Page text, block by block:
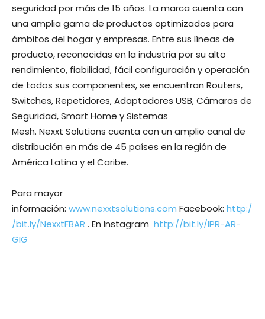
seguridad por más de 15 años. La marca cuenta con
una amplia gama de productos optimizados para
ámbitos del hogar y empresas. Entre sus líneas de
producto, reconocidas en la industria por su alto
rendimiento, fiabilidad, fácil configuración y operación
de todos sus componentes, se encuentran Routers,
Switches, Repetidores, Adaptadores USB, Cámaras de
Seguridad, Smart Home y Sistemas
Mesh. Nexxt Solutions cuenta con un amplio canal de
distribución en más de 45 países en la región de
América Latina y el Caribe.
Para mayor
información: www.nexxtsolutions.com Facebook: http:/
/bit.ly/NexxtFBAR . En Instagram http://bit.ly/IPR-AR-
GIG